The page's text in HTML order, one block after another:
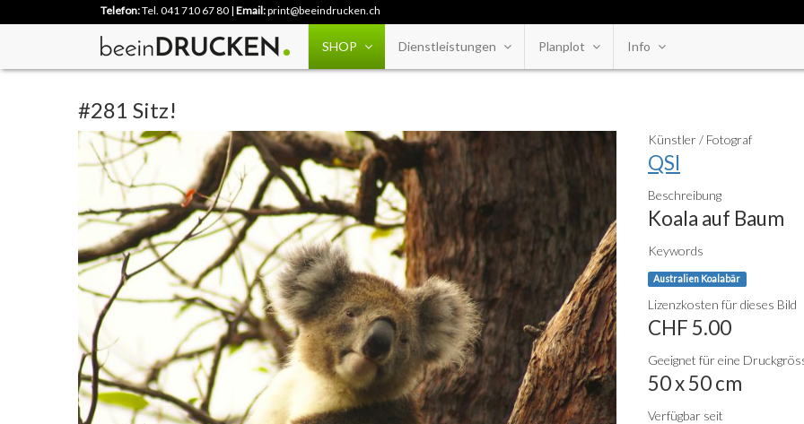
Telefon:Tel. 041 710 67 80 | Email:print@beeindrucken.ch
SHOP Dienstleistungen Planplot Info
#281 Sitz!
Künstler / Fotograf
QSI
Beschreibung
Koala auf Baum
Keywords
Australien Koalabär
Lizenzkosten für dieses Bild
CHF 5.00
Geeignet für eine
50 x 50 cm
Verfügbar seit